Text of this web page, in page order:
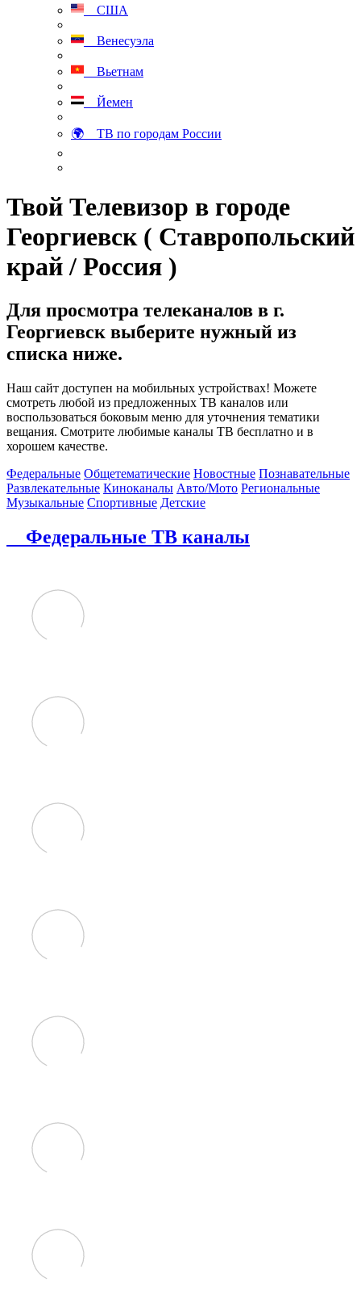
США
Венесуэла
Вьетнам
Йемен
🌍 ТВ по городам России
Твой Телевизор в городе
Георгиевск ( Ставропольский
край / Россия )
Для просмотра телеканалов в г.
Георгиевск выберите нужный из
списка ниже.
Наш сайт доступен на мобильных устройствах! Можете
смотреть любой из предложенных ТВ каналов или
воспользоваться боковым меню для уточнения тематики
вещания. Смотрите любимые каналы ТВ бесплатно и в
хорошем качестве.
Федеральные Общетематические Новостные Познавательные
Развлекательные Киноканалы Авто/Мото Региональные
Музыкальные Спортивные Детские
Федеральные ТВ каналы